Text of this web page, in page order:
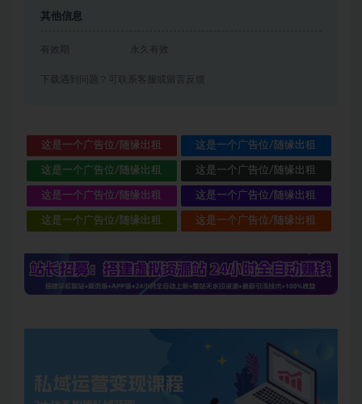
其他信息
有效期 永久有效
下载遇到问题？可联系客服或留言反馈
这是一个广告位/随缘出租 这是一个广告位/随缘出租
这是一个广告位/随缘出租 这是一个广告位/随缘出租
这是一个广告位/随缘出租 这是一个广告位/随缘出租
这是一个广告位/随缘出租 这是一个广告位/随缘出租